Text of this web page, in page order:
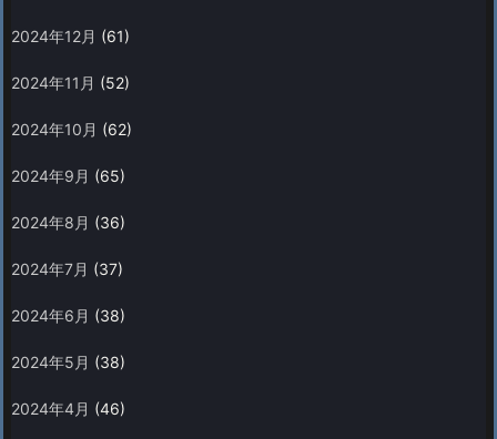
2024年12月 (61)
2024年11月 (52)
2024年10月 (62)
2024年9月 (65)
2024年8月 (36)
2024年7月 (37)
2024年6月 (38)
2024年5月 (38)
2024年4月 (46)